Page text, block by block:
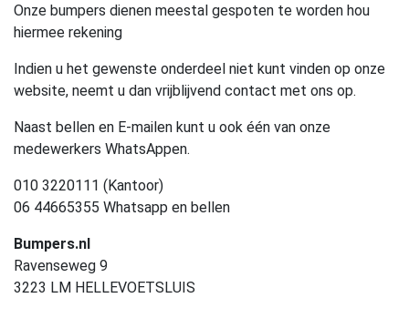
Onze bumpers dienen meestal gespoten te worden hou
hiermee rekening
Indien u het gewenste onderdeel niet kunt vinden op onze
website, neemt u dan vrijblijvend contact met ons op.
Naast bellen en E-mailen kunt u ook één van onze
medewerkers WhatsAppen.
010 3220111 (Kantoor)
06 44665355 Whatsapp en bellen
Bumpers.nl
Ravenseweg 9
3223 LM HELLEVOETSLUIS